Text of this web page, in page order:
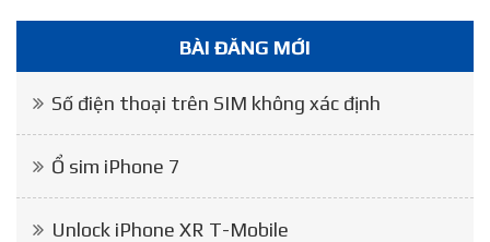
BÀI ĐĂNG MỚI
Số điện thoại trên SIM không xác định
Ổ sim iPhone 7
Unlock iPhone XR T-Mobile